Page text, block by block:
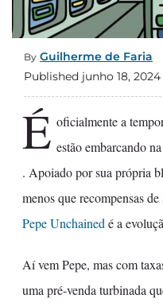
By Guilherme de Faria
Published junho 18, 2024
É oficialmente a
estão embarcando
. Apoiado por sua própria
menos que recompensas
Pepe Unchained é a
Aí vem Pepe, mas com
uma pré-venda turbinada